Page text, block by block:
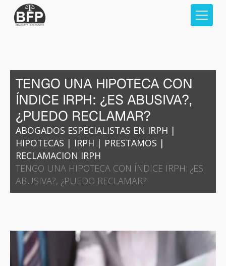
TENGO UNA HIPOTECA CON
ÍNDICE IRPH: ¿ES ABUSIVA?,
¿PUEDO RECLAMAR?
ABOGADOS ESPECIALISTAS EN IRPH |
HIPOTECAS | IRPH | PRESTAMOS |
RECLAMACION IRPH
TENGO UNA HIPOTECA CON ÍNDICE IRPH: ¿ES
ABUSIVA?, ¿PUEDO RECLAMAR?